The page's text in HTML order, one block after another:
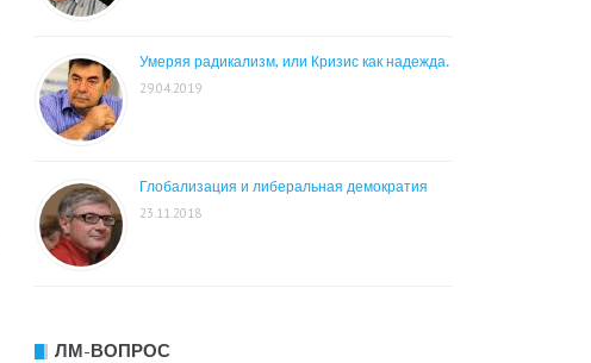
Умеряя радикализм, или Кризис как надежда.
29.04.2019
Глобализация и либеральная демократия
23.11.2018
ЛМ-ВОПРОС